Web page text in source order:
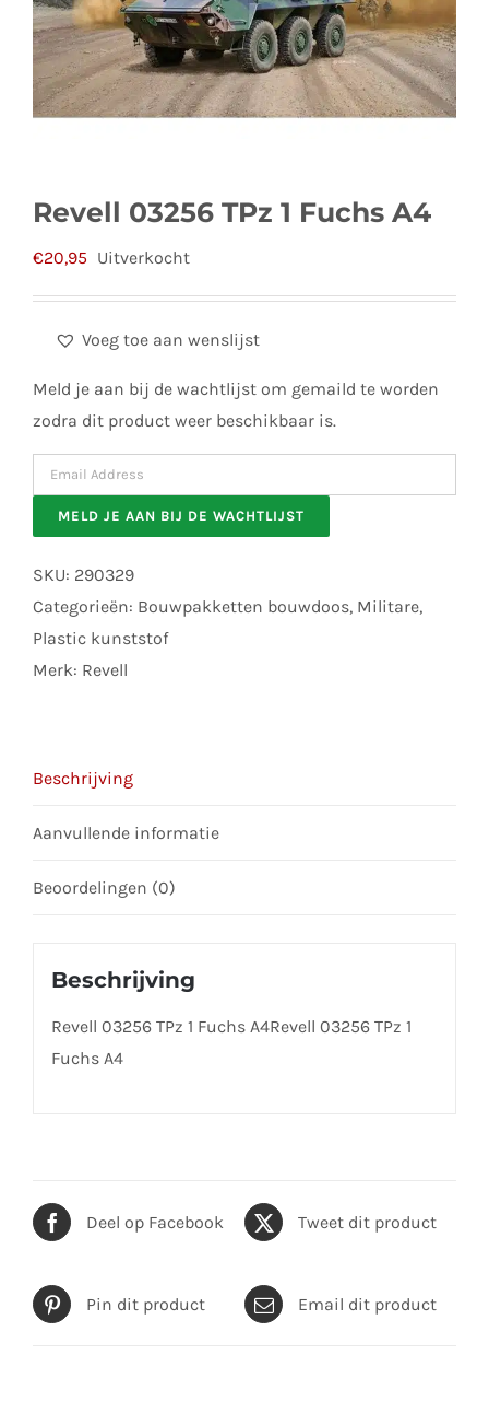
Revell 03256 TPz 1 Fuchs A4
€20,95 Uitverkocht
Voeg toe aan wenslijst
Meld je aan bij de wachtlijst om gemaild te worden
zodra dit product weer beschikbaar is.
Enter
your
email
address
to
join
product
MELD JE AAN BIJ DE WACHTLIJST
SKU: 290329
Categorieën: Bouwpakketten bouwdoos, Militare,
Plastic kunststof
Merk: Revell
Beschrijving
Aanvullende informatie
Beoordelingen (0)
Beschrijving
Revell 03256 TPz 1 Fuchs A4Revell 03256 TPz 1
Fuchs A4
Deel op Facebook Tweet dit product
Pin dit product Email dit product